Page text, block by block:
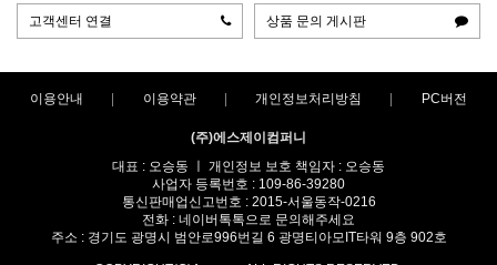
고객센터 연결 상품 문의 게시판
이용안내 이용약관 개인정보처리방침 PC버전
(주)에스제이컴퍼니
대표 : 오승동 ㅣ 개인정보 보호 책임자 : 오승동
사업자 등록번호 : 109-86-39280
통신판매업신고번호 : 2015-서울동작-0216
전화 : 네이버톡톡으로 문의해주세요
주소 : 경기도 광명시 범안로996번길 6 광명티아모IT타워 9층 902호